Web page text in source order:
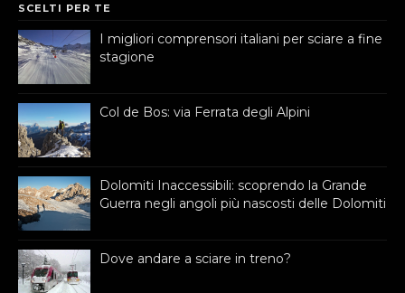
SCELTI PER TE
I migliori comprensori italiani per sciare a fine
stagione
Col de Bos: via Ferrata degli Alpini
Dolomiti Inaccessibili: scoprendo la Grande
Guerra negli angoli più nascosti delle Dolomiti
Dove andare a sciare in treno?